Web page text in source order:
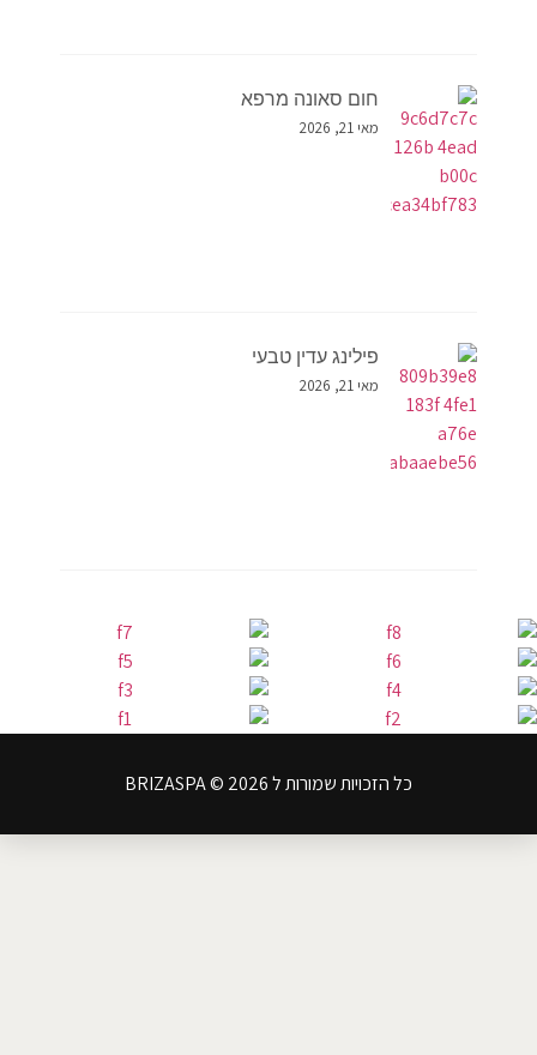
חום סאונה מרפא
מאי 21, 2026
פילינג עדין טבעי
מאי 21, 2026
כל הזכויות שמורות ל BRIZASPA © 2026